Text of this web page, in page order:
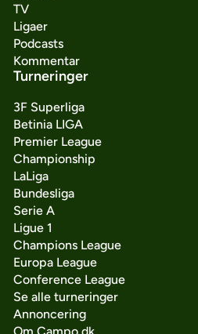
TV
Ligaer
Podcasts
Kommentar
Turneringer
3F Superliga
Betinia LIGA
Premier League
Championship
LaLiga
Bundesliga
Serie A
Ligue 1
Champions League
Europa League
Conference League
Se alle turneringer
Annoncering